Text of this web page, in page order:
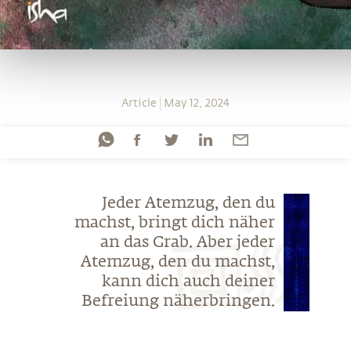
Article May 12, 2024
Jeder Atemzug, den du
machst, bringt dich näher
an das Grab. Aber jeder
Atemzug, den du machst,
kann dich auch deiner
Befreiung näherbringen.